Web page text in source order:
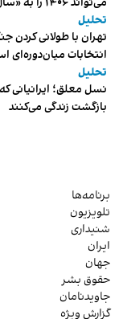
تحلیل
تهران با طولانی کردن
انتخابات میان‌دوره‌ای
تحلیل
نسل معلق؛ ایرانیانی
بازگشت زندگی می‌کنند
برنامه‌ها
تلویزیون
شنیداری
ایران
جهان
حقوق بشر
جاویدنامان
گزارش ویژه